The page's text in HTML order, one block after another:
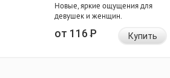
Новые, яркие ощущения для
девушек и женщин.
от 116Р Купить